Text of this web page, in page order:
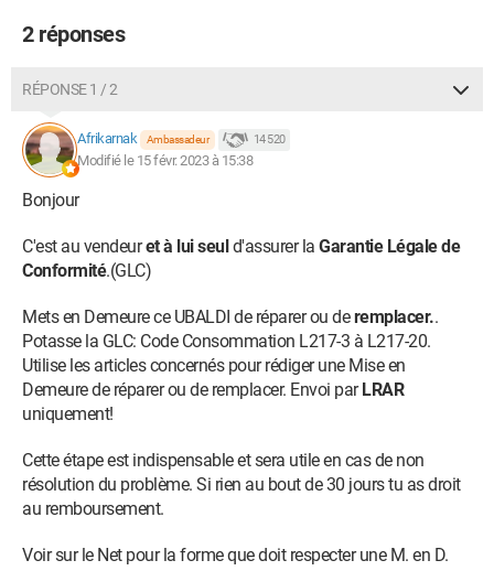
2 réponses
RÉPONSE 1 / 2
Afrikarnak Ambassadeur 14 520
Modifié le 15 févr. 2023 à 15:38
Bonjour
C'est au vendeuret à lui seuld'assurer la Garantie Légale de
Conformité.(GLC)
Mets en Demeure ce UBALDI de réparer ou deremplacer..
Potasse la GLC: Code Consommation L217-3 à L217-20.
Utilise les articles concernés pour rédiger une Mise en
Demeure de réparer ou de remplacer. Envoi parLRAR
uniquement!
Cette étape est indispensable et sera utile en cas de non
résolution du problème. Si rien au bout de 30 jours tu as droit
au remboursement.
Voir sur le Net pour la forme que doit respecter une M. en D.